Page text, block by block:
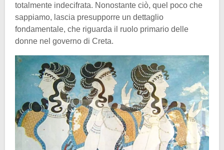
totalmente indecifrata. Nonostante ciò, quel poco che
sappiamo, lascia presupporre un dettaglio
fondamentale, che riguarda il ruolo primario delle
donne nel governo di Creta.